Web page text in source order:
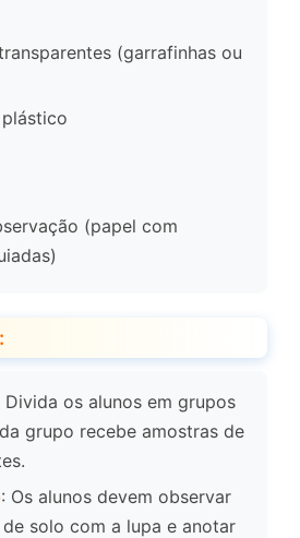
(garrafinhas ou
(papel com
Divida os alunos em grupos
grupo recebe amostras de
: Os alunos devem observar
solo com a lupa e anotar